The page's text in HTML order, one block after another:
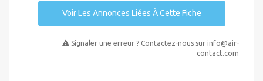
Voir Les Annonces Liées À Cette Fiche
Signaler une erreur ? Contactez-nous sur info@air-
contact.com